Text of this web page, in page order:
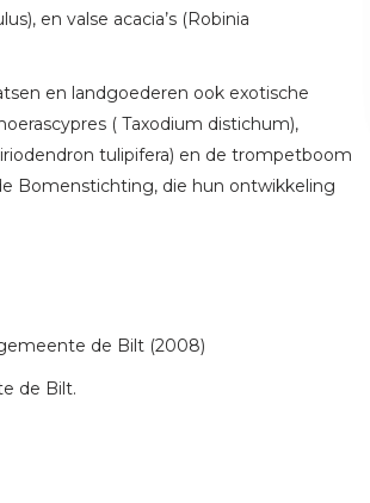
en valse acacia’s (Robinia
en landgoederen ook exotische
( Taxodium distichum),
tulipifera) en de trompetboom
Bomenstichting, die hun ontwikkeling
de Bilt (2008)
de Bilt.